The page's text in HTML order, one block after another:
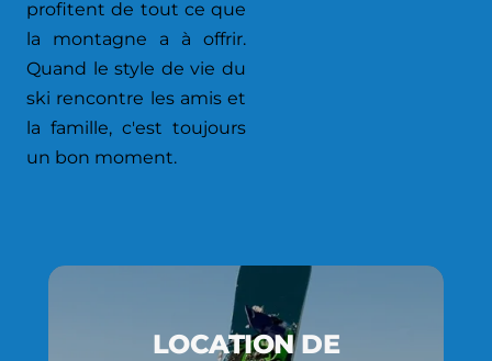
profitent de tout ce que
la montagne a à offrir.
Quand le style de vie du
ski rencontre les amis et
la famille, c'est toujours
un bon moment.
LOCATION DE